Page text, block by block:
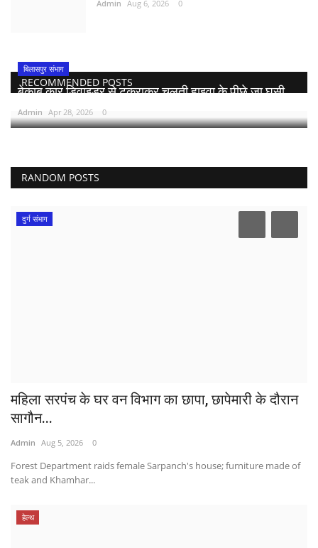
Admin Aug 6, 2026 0
RECOMMENDED POSTS
बिलासपुर संभाग
बेकाबू कार डिवाइडर से टकराकर चलती हाइवा के पीछे जा घुसी,...
Admin Apr 28, 2026 0
RANDOM POSTS
दुर्ग संभाग
महिला सरपंच के घर वन विभाग का छापा, छापेमारी के दौरान
सागौन...
Admin Aug 5, 2026 0
Forest Department raids female Sarpanch's house; furniture made of
teak and Khamhar...
हेल्थ